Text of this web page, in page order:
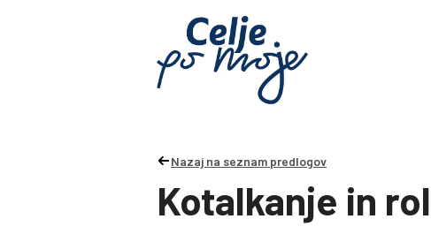
Nazaj na seznam predlogov
Kotalkanje in